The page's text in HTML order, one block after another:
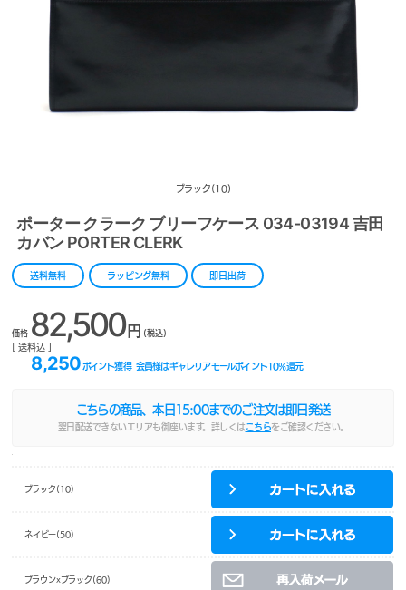
ブラック(10)
ポーター クラーク ブリーフケース 034-03194 吉田
カバン PORTER CLERK
送料無料 ラッピング無料 即日出荷
価格 82,500円 (税込)
[ 送料込 ]
8,250 ポイント獲得 会員様はギャレリアモールポイント10%還元
こちらの商品、本日 15:00までのご注文は即日発送
翌日配送できないエリアも御座います。詳しくは こちらをご確認ください。
ブラック(10)
ネイビー(50)
ブラウンxブラック(60)